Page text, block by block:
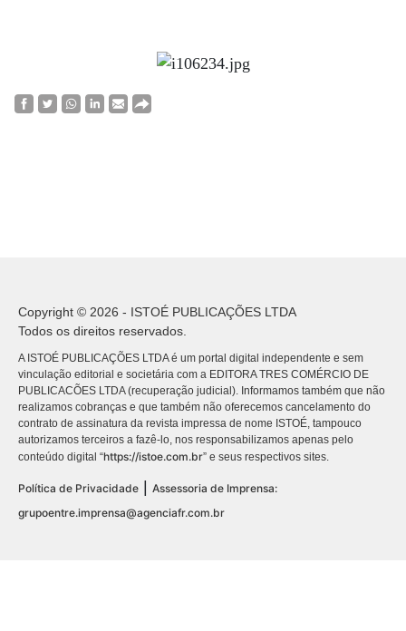
Copyright © 2026 - ISTOÉ PUBLICAÇÕES LTDA
Todos os direitos reservados.
A ISTOÉ PUBLICAÇÕES LTDA é um portal digital independente e sem
vinculação editorial e societária com a EDITORA TRES COMÉRCIO DE
PUBLICACÕES LTDA (recuperação judicial). Informamos também que não
realizamos cobranças e que também não oferecemos cancelamento do
contrato de assinatura da revista impressa de nome ISTOÉ, tampouco
autorizamos terceiros a fazê-lo, nos responsabilizamos apenas pelo
conteúdo digital “https://istoe.com.br” e seus respectivos sites.
Política de Privacidade
Assessoria de Imprensa:
grupoentre.imprensa@agenciafr.com.br